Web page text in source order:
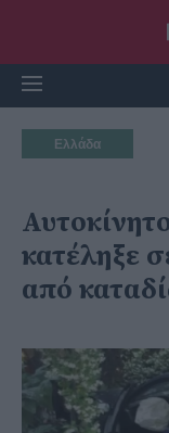
Ελλάδα
κατέληξε
από